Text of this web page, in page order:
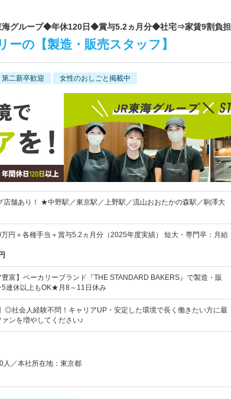
海グループ◆年休120日◆賞与5.2ヵ月分◆社宅⇒家賃9割負担
の【製造・販売スタッフ】
第二新卒歓迎 女性のおしごと掲載中
店舗あり！ ★中野駅／東京駅／上野駅／流山おおたかの森駅／駒澤大
円＋各種手当＋賞与5.2ヵ月分（2025年度実績） 短大・専門卒：月給
豊富】ベーカリーブランド『THE STANDARD BAKERS』で製造・販
連休以上もOK★月8～11日休み
◎社会人経験不問！キャリアUP・安定した環境で長く働きたい方に最
ンを増やしてください♪
／本社所在地：東京都